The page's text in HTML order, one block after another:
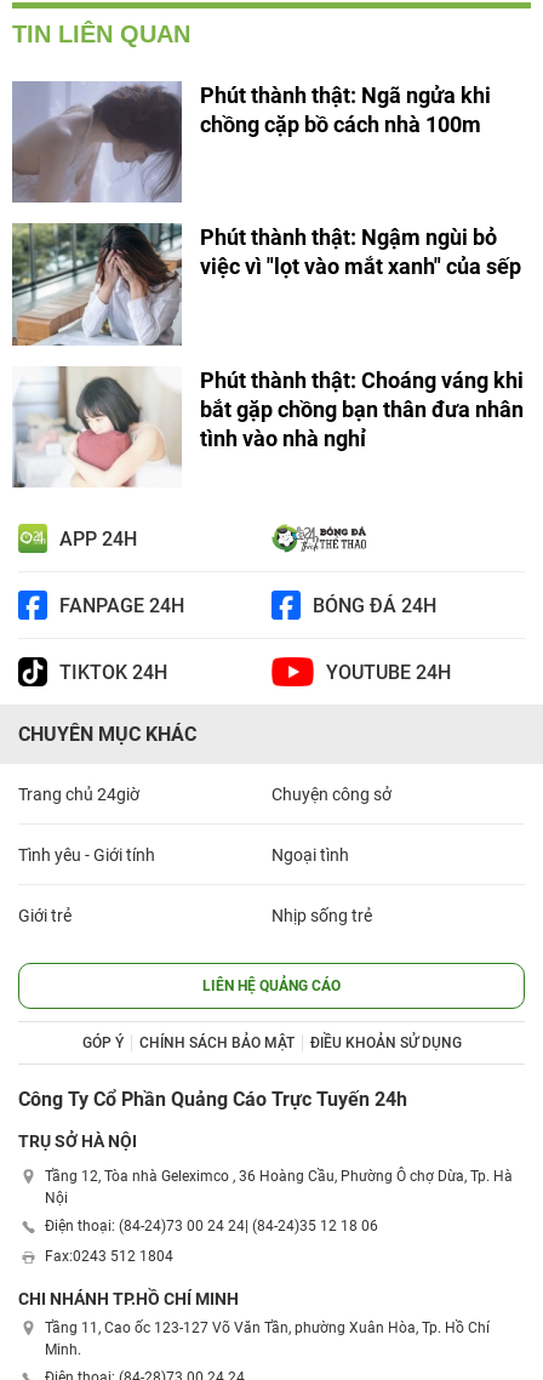
TIN LIÊN QUAN
Phút thành thật: Ngã ngửa khi
chồng cặp bồ cách nhà 100m
Phút thành thật: Ngậm ngùi bỏ
việc vì "lọt vào mắt xanh" của sếp
Phút thành thật: Choáng váng khi
bắt gặp chồng bạn thân đưa nhân
tình vào nhà nghỉ
APP 24H
FANPAGE 24H BÓNG ĐÁ 24H
TIKTOK 24H YOUTUBE 24H
CHUYÊN MỤC KHÁC
Trang chủ 24giờ Chuyện công sở
Tình yêu - Giới tính Ngoại tình
Giới trẻ Nhịp sống trẻ
LIÊN HỆ QUẢNG CÁO
GÓP Ý CHÍNH SÁCH BẢO MẬT ĐIỀU KHOẢN SỬ DỤNG
Công Ty Cổ Phần Quảng Cáo Trực Tuyến 24h
TRỤ SỞ HÀ NỘI
Tầng 12, Tòa nhà Geleximco , 36 Hoàng Cầu, Phường Ô chợ Dừa, Tp. Hà
Nội
Điện thoại: (84-24)73 00 24 24 | (84-24)35 12 18 06
Fax:0243 512 1804
CHI NHÁNH TP.HỒ CHÍ MINH
Tầng 11, Cao ốc 123-127 Võ Văn Tần, phường Xuân Hòa, Tp. Hồ Chí
Minh.